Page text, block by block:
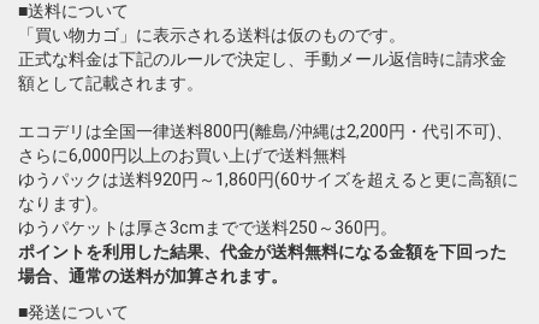
■送料について
「買い物カゴ」に表示される送料は仮のものです。
正式な料金は下記のルールで決定し、手動メール返信時に請求金
額として記載されます。
エコデリは全国一律送料800円(離島/沖縄は2,200円・代引不可)、
さらに6,000円以上のお買い上げで送料無料
ゆうパックは送料920円～1,860円(60サイズを超えると更に高額に
なります)。
ゆうパケットは厚さ3cmまでで送料250～360円。
ポイントを利用した結果、代金が送料無料になる金額を下回った
場合、通常の送料が加算されます。
■発送について